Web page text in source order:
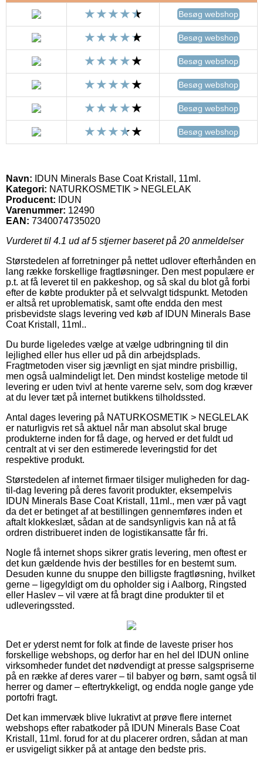
Besøg webshop
Besøg webshop
Besøg webshop
Besøg webshop
Besøg webshop
Besøg webshop
Navn: IDUN Minerals Base Coat Kristall, 11ml.
Kategori: NATURKOSMETIK > NEGLELAK
Producent:
IDUN
Varenummer: 12490
EAN: 7340074735020
Vurderet til 4.1 ud af 5 stjerner baseret på 20 anmeldelser
Størstedelen af forretninger på nettet udlover efterhånden en
lang række forskellige fragtløsninger. Den mest populære er
p.t. at få leveret til en pakkeshop, og så skal du blot gå forbi
efter de købte produkter på et selvvalgt tidspunkt. Metoden
er altså ret uproblematisk, samt ofte endda den mest
prisbevidste slags levering ved køb af IDUN Minerals Base
Coat Kristall, 11ml..
Du burde ligeledes vælge at vælge udbringning til din
lejlighed eller hus eller ud på din arbejdsplads.
Fragtmetoden viser sig jævnligt en sjat mindre prisbillig,
men også ualmindeligt let. Den mindst kostelige metode til
levering er uden tvivl at hente varerne selv, som dog kræver
at du lever tæt på internet butikkens tilholdssted.
Antal dages levering på NATURKOSMETIK > NEGLELAK
er naturligvis ret så aktuel når man absolut skal bruge
produkterne inden for få dage, og herved er det fuldt ud
centralt at vi ser den estimerede leveringstid for det
respektive produkt.
Størstedelen af internet firmaer tilsiger muligheden for dag-
til-dag levering på deres favorit produkter, eksempelvis
IDUN Minerals Base Coat Kristall, 11ml., men vær på vagt
da det er betinget af at bestillingen gennemføres inden et
aftalt klokkeslæt, sådan at de sandsynligvis kan nå at få
ordren distribueret inden de logistikansatte får fri.
Nogle få internet shops sikrer gratis levering, men oftest er
det kun gældende hvis der bestilles for en bestemt sum.
Desuden kunne du snuppe den billigste fragtløsning, hvilket
gerne – ligegyldigt om du opholder sig i Aalborg, Ringsted
eller Haslev – vil være at få bragt dine produkter til et
udleveringssted.
Det er yderst nemt for folk at finde de laveste priser hos
forskellige webshops, og derfor har en hel del IDUN online
virksomheder fundet det nødvendigt at presse salgspriserne
på en række af deres varer – til babyer og børn, samt også til
herrer og damer – eftertrykkeligt, og endda nogle gange yde
portofri fragt.
Det kan immervæk blive lukrativt at prøve flere internet
webshops efter rabatkoder på IDUN Minerals Base Coat
Kristall, 11ml. forud for at du placerer ordren, sådan at man
er usvigeligt sikker på at antage den bedste pris.